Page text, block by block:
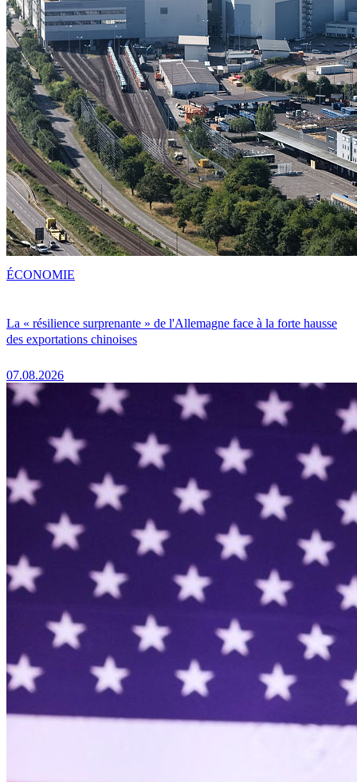
La « résilience surprenante » de l'Allemagne face à la forte hausse
des exportations chinoises
07.08.2026
ÉCONOMIE